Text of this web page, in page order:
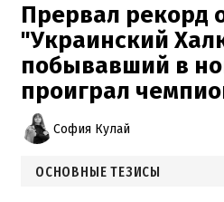
Прервал рекорд
"Украинский
побывавший в
проиграл
София Кулай
ОСНОВНЫЕ ТЕЗИСЫ